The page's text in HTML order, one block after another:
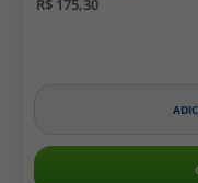
R$ 175,30